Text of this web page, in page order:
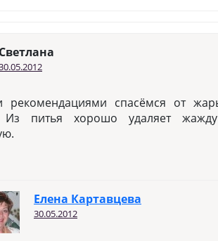
Светлана
рекомендациями спасёмся от
Из питья хорошо удаляет
Елена Картавцева
30.05.2012